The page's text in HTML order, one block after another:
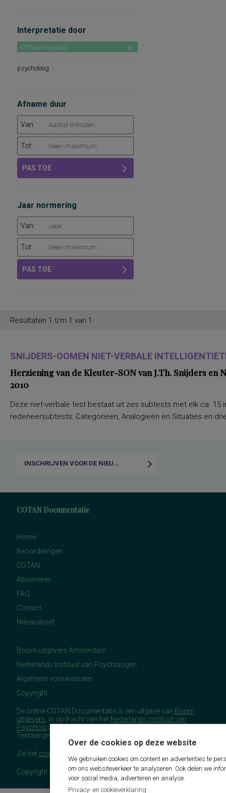
Over de cookies op deze website
We gebruiken cookies om content en advertenties te
om ons websiteverkeer te analyseren. Ook delen we
voor social media, adverteren en analyse.
Privacy- en cookieverklaring
Interpretatie door
(ortho)pedagoog
psycholoog
Afname duur
Van:
Tot:
PAS TOE
Jaar normering
Van:
Tot:
PAS TOE
Resultaten 1 t/m 1 van 1
SNIJDERS-OOMEN NIET-VERBALE
Herziening van de Kleuter-SON van J.Th. Snijders en
2010
Deze niet-verbale test bestaat uit zes subtests met elk ca. 15
redeneersubtests: Categorieën, Analogieën en Situaties en
INSCHRIJVEN VOOR DE NIEUWSBRIEF
COTAN Documentatie
Home
Beoordelingen
COTAN
Abonneren
FAQ
Contact
Nieuwsbrief
Boom uitgevers Amsterdam
Nederlands Instituut van Psychologen
Algemene voorwaarden
Copyright
De online COTAN Documentatie is een uitgave van Boom
uitgevers , in opdracht van het Nederlands Instituut van
Psychologen(NIP), namens de Commissie
Testaangelegenheden Nederland (COTAN).
Zie het colofon
Copyright 2026 - COTAN Documentatie